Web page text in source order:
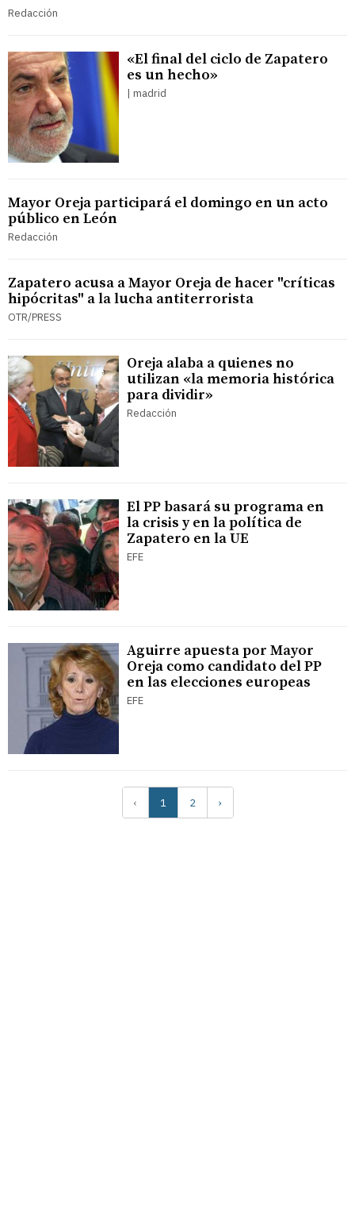
Redacción
«El final del ciclo de Zapatero
es un hecho»
| madrid
Mayor Oreja participará el domingo en un acto
público en León
Redacción
Zapatero acusa a Mayor Oreja de hacer "críticas
hipócritas" a la lucha antiterrorista
OTR/PRESS
Oreja alaba a quienes no
utilizan «la memoria histórica
para dividir»
Redacción
El PP basará su programa en
la crisis y en la política de
Zapatero en la UE
EFE
Aguirre apuesta por Mayor
Oreja como candidato del PP
en las elecciones europeas
EFE
‹ 1 2 ›